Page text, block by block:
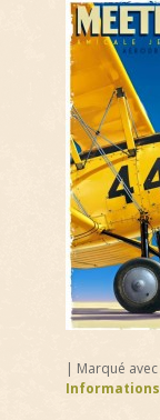
| Marqué avec
Informations